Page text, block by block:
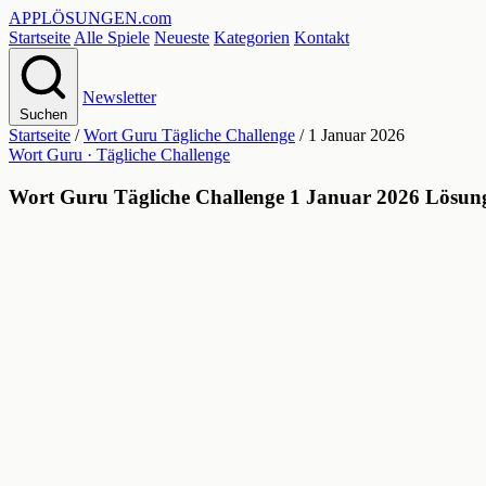
APPLÖSUNGEN.com
Startseite Alle Spiele Neueste Kategorien Kontakt
Suchen
Newsletter
Startseite / Wort Guru Tägliche Challenge / 1 Januar 2026
Wort Guru · Tägliche Challenge
Wort Guru Tägliche Challenge 1 Januar 2026